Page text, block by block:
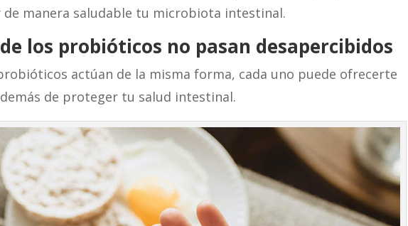
manera saludable tu microbiota intestinal.
los probióticos no pasan desapercibidos
actúan de la misma forma, cada uno puede ofrecerte
de proteger tu salud intestinal.